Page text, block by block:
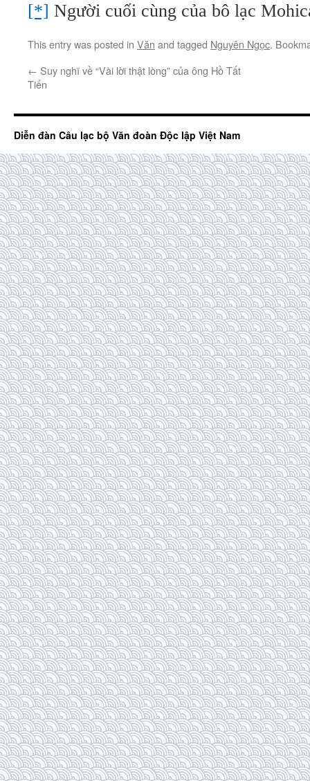
[*] Người cuối cùng của bô lạc
This entry was posted in Văn and tagged Nguyên Ngọc.
← Suy nghĩ về “Vài lời thật lòng” của ông Hồ Tất
Tiến
Diễn đàn Câu lạc bộ Văn đoàn Độc lập Việt Nam